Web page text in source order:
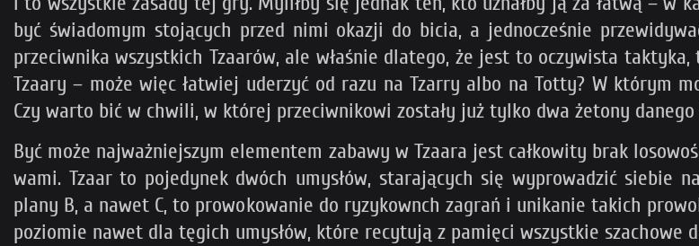
być świadomym stojących przed nimi okazji do bicia, a jednocześnie
przeciwnika wszystkich Tzaarów, ale właśnie dlatego, że jest to oczywista
Tzaary – może więc łatwiej uderzyć od razu na Tzarry albo na Totty? W którym
Czy warto bić w chwili, w której przeciwnikowi zostały już tylko dwa żetony
Być może najważniejszym elementem zabawy w Tzaara jest całkowity brak
wami. Tzaar to pojedynek dwóch umysłów, starających się wyprowadzić siebie
plany B, a nawet C, to prowokowanie do ryzykownch zagrań i unikanie takich
poziomie nawet dla tęgich umysłów, które recytują z pamięci wszystkie szachowe